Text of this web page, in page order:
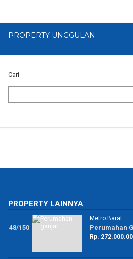
PROPERTY UNGGULAN
Cari
PROPERTY LAINNYA
Metro Barat
Perumahan Ganjar
Rp. 272.000.000